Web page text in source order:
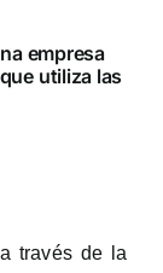
empresa
utiliza las
través de la